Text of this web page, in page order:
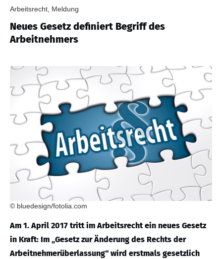
Arbeitsrecht, Meldung
Neues Gesetz definiert Begriff des
Arbeitnehmers
© bluedesign/fotolia.com
Am 1. April 2017 tritt im Arbeitsrecht ein neues Gesetz
in Kraft: Im „Gesetz zur Änderung des Rechts der
Arbeitnehmerüberlassung“ wird erstmals gesetzlich